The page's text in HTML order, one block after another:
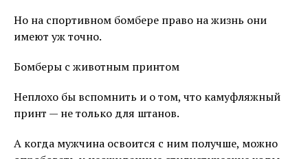
Но на спортивном бомбере право на жизнь они
имеют уж точно.
Бомберы с животным принтом
Неплохо бы вспомнить и о том, что камуфляжный
принт — не только для штанов.
А когда мужчина освоится с ним получше, можно